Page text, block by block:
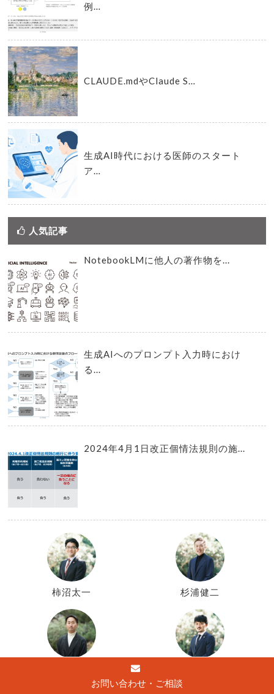
例…
CLAUDE.mdやClaude S…
生成AI時代における医師のスタート
ア…
人気記事
NotebookLMに他人の著作物を...
生成AIへのプロンプト入力時におけ
る...
2024年4月1日改正個情法規則の施...
柿沼太一 杉浦健二
お問い合わせ・ご相談